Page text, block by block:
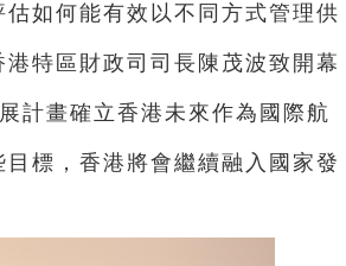
如何能有效以不同方式管理供
特區財政司司長陳茂波致開幕
計畫確立香港未來作為國際航
標，香港將會繼續融入國家發